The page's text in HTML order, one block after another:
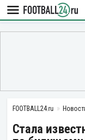
FOOTBALL24.ru
Стала